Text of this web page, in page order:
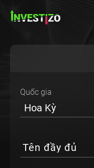
Quốc gia
Hoa Kỳ
Tên đầy đủ